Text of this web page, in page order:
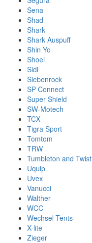
Sena
Shad
Shark
Shark Auspuff
Shin Yo
Shoei
Sidi
Siebenrock
SP Connect
Super Shield
SW-Motech
TCX
Tigra Sport
Tomtom
TRW
Tumbleton and Twist
Uquip
Uvex
Vanucci
Walther
WCC
Wechsel Tents
X-lite
Zieger